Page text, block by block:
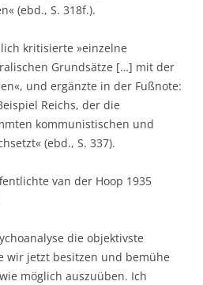
(ebd., S. 318f.).
kritisierte »einzelne
Grundsätze […] mit der
und ergänzte in der Fußnote:
Reichs, der die
kommunistischen und
(ebd., S. 337).
van der Hoop 1935
die objektivste
wir jetzt besitzen und bemühe
möglich auszuüben. Ich